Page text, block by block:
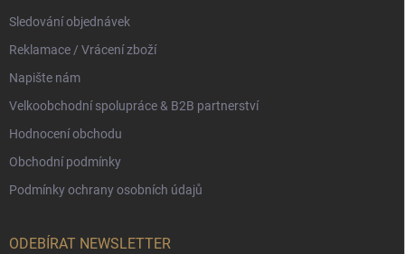
Sledování objednávek
Reklamace / Vrácení zboží
Napište nám
Velkoobchodní spolupráce & B2B partnerství
Hodnocení obchodu
Obchodní podmínky
Podmínky ochrany osobních údajů
ODEBÍRAT NEWSLETTER